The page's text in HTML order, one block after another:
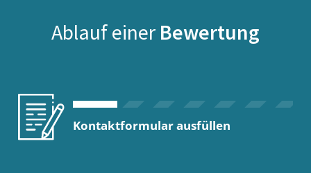
Ablauf einer Bewertung
Kontaktformular ausfüllen